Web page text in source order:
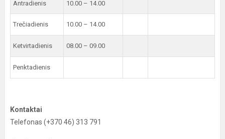
Antradienis 10.00 – 14.00
Trečiadienis 10.00 – 14.00
Ketvirtadienis 08.00 – 09.00
Penktadienis
Kontaktai
Telefonas (+370 46) 313 791